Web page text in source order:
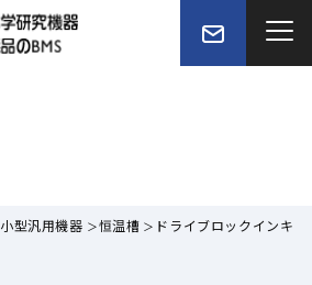
小型汎用機器 恒温槽
ドライブロックインキ